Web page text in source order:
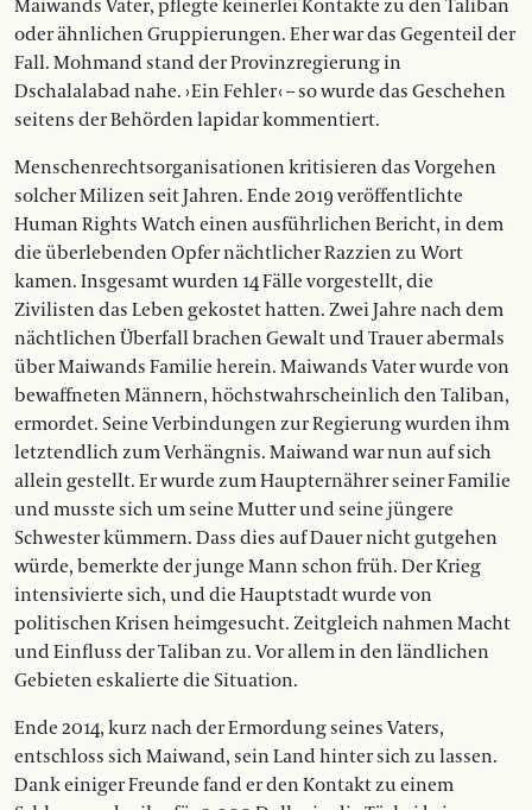
Maiwands Vater, pflegte keinerlei Kontakte zu den Taliban
oder ähnlichen Gruppierungen. Eher war das Gegenteil der
Fall. Mohmand stand der Provinzregierung in
Dschalalabad nahe. › Ein Fehler ‹ – so wurde das Geschehen
seitens der Behörden lapidar kommentiert.
Menschenrechtsorganisationen kri­ti­sieren das Vorgehen
solcher Milizen seit Jahren. Ende 2019 veröffentlichte
Human Rights Watch einen ausführ­lichen Bericht, in dem
die überlebenden Opfer nächtlicher Razzien zu Wort
kamen. Insgesamt wurden 14 Fälle vorgestellt, die
Zivilisten das Leben gekos­tet hatten. Zwei Jahre nach dem
nächtlichen Überfall brachen Gewalt und Trauer abermals
über Maiwands Familie herein. Maiwands Vater wurde von
bewaffneten Männern, höchstwahrscheinlich den ­Taliban,
ermordet. Seine Verbindungen zur Regierung wurden ihm
letztendlich zum Verhängnis. Maiwand war nun auf sich
allein gestellt. Er wurde zum Haupternährer seiner Familie
und musste sich um seine Mutter und seine jüngere
Schwester kümmern. Dass dies auf Dauer nicht gutgehen
würde, bemerkte der junge Mann schon früh. Der Krieg
intensivierte sich, und die Hauptstadt wurde von
politischen Krisen heimgesucht. Zeitgleich nahmen Macht
und Einfluss der Taliban zu. Vor allem in den ländlichen
Gebieten eskalierte die Situation.
Ende 2014, kurz nach der Ermordung seines Vaters,
entschloss sich Maiwand, sein Land hinter sich zu lassen.
Dank einiger Freunde fand er den Kontakt zu einem